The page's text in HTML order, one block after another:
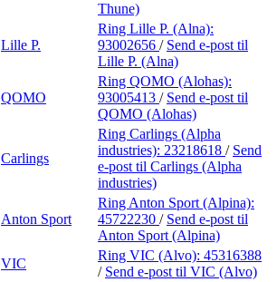
Thune)
Lille P.
Ring Lille P. (Alna):
93002656 / Send e-post til
Lille P. (Alna)
QOMO
Ring QOMO (Alohas):
93005413 / Send e-post til
QOMO (Alohas)
Carlings
Ring Carlings (Alpha
industries): 23218618 / Send
e-post til Carlings (Alpha
industries)
Anton Sport
Ring Anton Sport (Alpina):
45722230 / Send e-post til
Anton Sport (Alpina)
VIC
Ring VIC (Alvo): 45316388
/ Send e-post til VIC (Alvo)